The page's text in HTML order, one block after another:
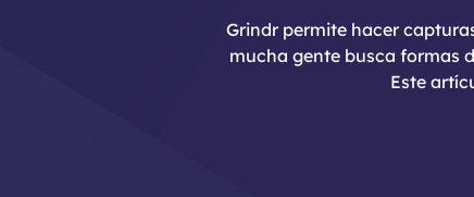
Grindr permite hacer
mucha gente busca formas
Este